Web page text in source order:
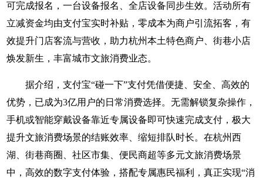
可完成报名，一台设备报名、全店设备同步生效。活动所有
立减资金均由支付宝实时补贴，零成本为商户引流拓客，有
效提升门店客流与营收，助力杭州本土特色商户、街巷小店
焕发新生，丰富城市文旅消费业态。
据介绍，支付宝“碰一下”支付凭借便捷、安全、高效的
优势，已成为3亿用户的日常消费选择。无需解锁复杂操作，
手机或智能穿戴设备靠近专属设备即可快速完成支付，极大
提升文旅消费场景的结账效率、缩短排队时长。在杭州西
湖、街巷商圈、社区市集、便民商超等多元文旅消费场景
中，高效的数字支付体验，搭配专属惠民福利，真正实现“消